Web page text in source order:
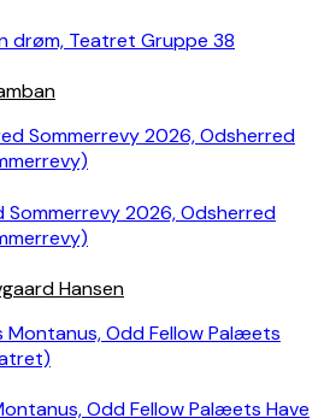
drøm, Teatret Gruppe 38
Sommerrevy 2026, Odsherred
Hansen
Odd Fellow Palæets Have